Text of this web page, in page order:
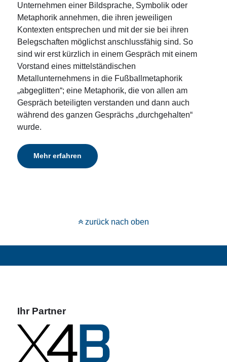
Unternehmen einer Bildsprache, Symbolik oder
Metaphorik annehmen, die ihren jeweiligen
Kontexten entsprechen und mit der sie bei ihren
Belegschaften möglichst anschlussfähig sind. So
sind wir erst kürzlich in einem Gespräch mit einem
Vorstand eines mittelständischen
Metallunternehmens in die Fußballmetaphorik
„abgeglitten“; eine Metaphorik, die von allen am
Gespräch beteiligten verstanden und dann auch
während des ganzen Gesprächs „durchgehalten“
wurde.
Mehr erfahren
zurück nach oben
Ihr Partner